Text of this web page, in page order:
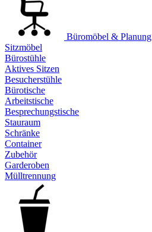
Büromöbel & Planung
Sitzmöbel
Bürostühle
Aktives Sitzen
Besucherstühle
Bürotische
Arbeitstische
Besprechungstische
Stauraum
Schränke
Container
Zubehör
Garderoben
Mülltrennung